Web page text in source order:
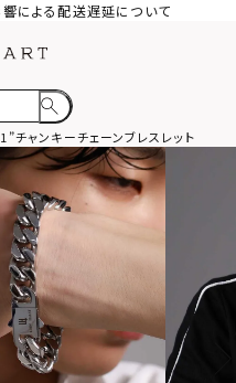
響による配送遅延について
チャンキーチェーンブレスレット（